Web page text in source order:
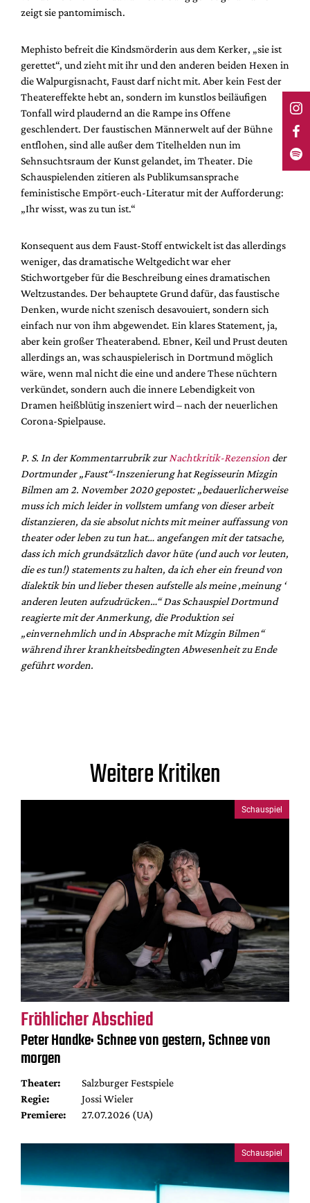
zeigt sie pantomimisch.
Mephisto befreit die Kindsmörderin aus dem Kerker, „sie ist
gerettet“, und zieht mit ihr und den anderen beiden Hexen in
die Walpurgisnacht, Faust darf nicht mit. Aber kein Fest der
Theatereffekte hebt an, sondern im kunstlos beiläufigen
Tonfall wird plaudernd an die Rampe ins Offene
geschlendert. Der faustischen Männerwelt auf der Bühne
entflohen, sind alle außer dem Titelhelden nun im
Sehnsuchtsraum der Kunst gelandet, im Theater. Die
Schauspielenden zitieren als Publikumsansprache
feministische Empört-euch-Literatur mit der Aufforderung:
„Ihr wisst, was zu tun ist.“
Konsequent aus dem Faust-Stoff entwickelt ist das allerdings
weniger, das dramatische Weltgedicht war eher
Stichwortgeber für die Beschreibung eines dramatischen
Weltzustandes. Der behauptete Grund dafür, das faustische
Denken, wurde nicht szenisch desavouiert, sondern sich
einfach nur von ihm abgewendet. Ein klares Statement, ja,
aber kein großer Theaterabend. Ebner, Keil und Prust deuten
allerdings an, was schauspielerisch in Dortmund möglich
wäre, wenn mal nicht die eine und andere These nüchtern
verkündet, sondern auch die innere Lebendigkeit von
Dramen heißblütig inszeniert wird – nach der neuerlichen
Corona-Spielpause.
P. S. In der Kommentarrubrik zur Nachtkritik-Rezension der
Dortmunder „Faust“-Inszenierung hat Regisseurin Mizgin
Bilmen am 2. November 2020 gepostet: „bedauerlicherweise
muss ich mich leider in vollstem umfang von dieser arbeit
distanzieren, da sie absolut nichts mit meiner auffassung von
theater oder leben zu tun hat… angefangen mit der tatsache,
dass ich mich grundsätzlich davor hüte (und auch vor leuten,
die es tun!) statements zu halten, da ich eher ein freund von
dialektik bin und lieber thesen aufstelle als meine ‚meinung ‘
anderen leuten aufzudrücken…“ Das Schauspiel Dortmund
reagierte mit der Anmerkung, die Produktion sei
„einvernehmlich und in Absprache mit Mizgin Bilmen“
während ihrer krankheitsbedingten Abwesenheit zu Ende
geführt worden.
Weitere Kritiken
Schauspiel
Fröhlicher Abschied
Peter Handke: Schnee von gestern, Schnee von
morgen
Theater:
Salzburger Festspiele
Regie:
Jossi Wieler
Premiere:
27.07.2026 (UA)
Schauspiel